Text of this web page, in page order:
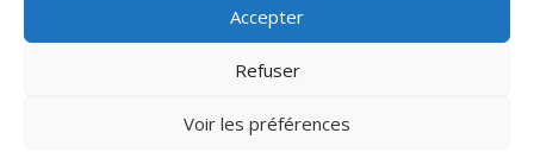
Accepter
Refuser
Voir les préférences
Copyright © 2026 Europe Martinique